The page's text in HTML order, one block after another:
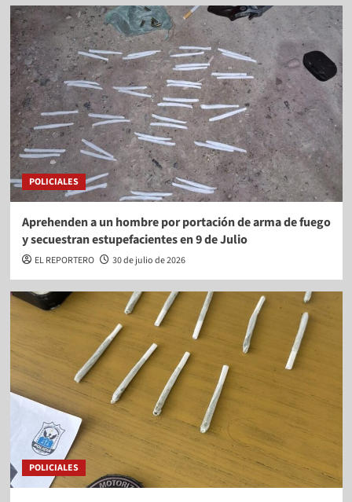
POLICIALES
Aprehenden a un hombre por portación de arma de fuego
y secuestran estupefacientes en 9 de Julio
EL REPORTERO 30 de julio de 2026
POLICIALES